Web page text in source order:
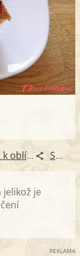
Přidat k oblíbeným Sdílet
je
REKLAMA